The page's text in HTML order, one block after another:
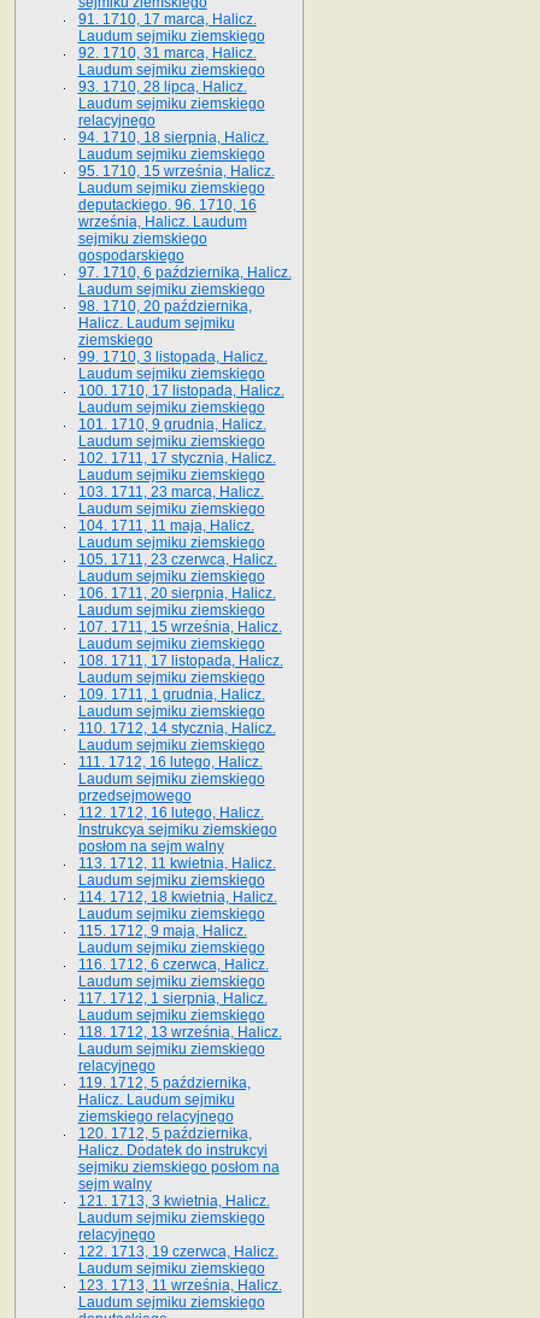
91. 1710, 17 marca, Halicz.
Laudum sejmiku ziemskiego
92. 1710, 31 marca, Halicz.
Laudum sejmiku ziemskiego
93. 1710, 28 lipca, Halicz.
Laudum sejmiku ziemskiego
relacyjnego
94. 1710, 18 sierpnia, Halicz.
Laudum sejmiku ziemskiego
95. 1710, 15 września, Halicz.
Laudum sejmiku ziemskiego
deputackiego. 96. 1710, 16
września, Halicz. Laudum
sejmiku ziemskiego
gospodarskiego
97. 1710, 6 października, Halicz.
Laudum sejmiku ziemskiego
98. 1710, 20 października,
Halicz. Laudum sejmiku
ziemskiego
99. 1710, 3 listopada, Halicz.
Laudum sejmiku ziemskiego
100. 1710, 17 listopada, Halicz.
Laudum sejmiku ziemskiego
101. 1710, 9 grudnia, Halicz.
Laudum sejmiku ziemskiego
102. 1711, 17 stycznia, Halicz.
Laudum sejmiku ziemskiego
103. 1711, 23 marca, Halicz.
Laudum sejmiku ziemskiego
104. 1711, 11 maja, Halicz.
Laudum sejmiku ziemskiego
105. 1711, 23 czerwca, Halicz.
Laudum sejmiku ziemskiego
106. 1711, 20 sierpnia, Halicz.
Laudum sejmiku ziemskiego
107. 1711, 15 września, Halicz.
Laudum sejmiku ziemskiego
108. 1711, 17 listopada, Halicz.
Laudum sejmiku ziemskiego
109. 1711, 1 grudnia, Halicz.
Laudum sejmiku ziemskiego
110. 1712, 14 stycznia, Halicz.
Laudum sejmiku ziemskiego
111. 1712, 16 lutego, Halicz.
Laudum sejmiku ziemskiego
przedsejmowego
112. 1712, 16 lutego, Halicz.
Instrukcya sejmiku ziemskiego
posłom na sejm walny
113. 1712, 11 kwietnia, Halicz.
Laudum sejmiku ziemskiego
114. 1712, 18 kwietnia, Halicz.
Laudum sejmiku ziemskiego
115. 1712, 9 maja, Halicz.
Laudum sejmiku ziemskiego
116. 1712, 6 czerwca, Halicz.
Laudum sejmiku ziemskiego
117. 1712, 1 sierpnia, Halicz.
Laudum sejmiku ziemskiego
118. 1712, 13 września, Halicz.
Laudum sejmiku ziemskiego
relacyjnego
119. 1712, 5 października,
Halicz. Laudum sejmiku
ziemskiego relacyjnego
120. 1712, 5 października,
Halicz. Dodatek do instrukcyi
sejmiku ziemskiego posłom na
sejm walny
121. 1713, 3 kwietnia, Halicz.
Laudum sejmiku ziemskiego
relacyjnego
122. 1713, 19 czerwca, Halicz.
Laudum sejmiku ziemskiego
123. 1713, 11 września, Halicz.
Laudum sejmiku ziemskiego